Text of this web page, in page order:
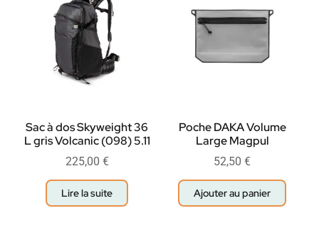
Sac à dos Skyweight 36
L gris Volcanic (098) 5.11
225,00 €
Lire la suite
Poche DAKA Volume
Large Magpul
52,50 €
Ajouter au panier